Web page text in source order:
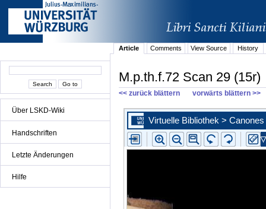
Über LSKD-Wiki
Handschriften
Letzte Änderungen
Hilfe
Article Comments View Source History
M.p.th.f.72 Scan 29 (15r)
<< zurück blättern vorwärts blättern >>